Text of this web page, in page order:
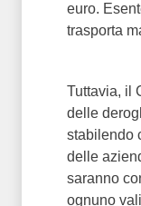
euro.
trasporta
Tuttavia, il
delle
stabilendo
delle
saranno
ognuno